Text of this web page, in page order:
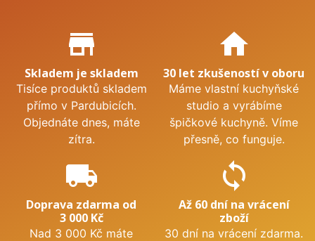
Proč nakupovat u nás?
store_mall_directory
Skladem je skladem
Tisíce produktů skladem
přímo v Pardubicích.
Objednáte dnes, máte
zítra.
home
30 let zkušeností v oboru
Máme vlastní kuchyňské
studio a vyrábíme
špičkové kuchyně. Víme
přesně, co funguje.
local_shipping
Doprava zdarma od
3 000 Kč
Nad 3 000 Kč máte
sync
Až 60 dní na vrácení
zboží
30 dní na vrácení zdarma.